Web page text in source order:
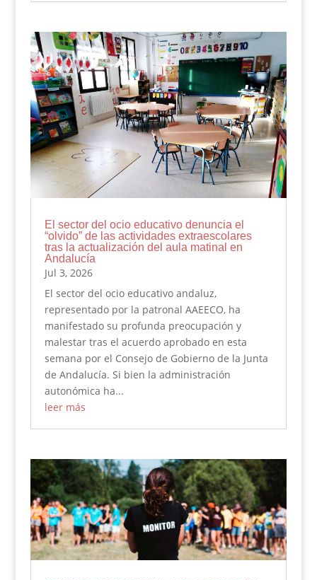
El sector del ocio educativo denuncia el
“olvido” de las actividades extraescolares
tras la actualización del aula matinal en
Andalucía
Jul 3, 2026
El sector del ocio educativo andaluz,
representado por la patronal AAEECO, ha
manifestado su profunda preocupación y
malestar tras el acuerdo aprobado en esta
semana por el Consejo de Gobierno de la Junta
de Andalucía. Si bien la administración
autonómica ha...
leer más